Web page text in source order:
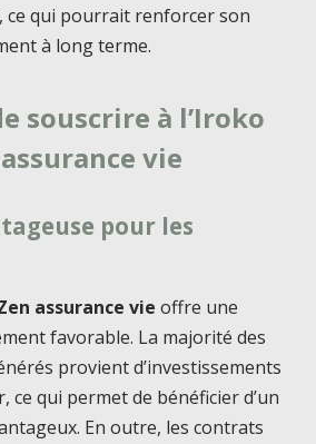
ce qui pourrait renforcer son
à long terme.
souscrire à l’Iroko
vie
pour les
assurance vie offre une
favorable. La majorité des
provient d’investissements
ce qui permet de bénéficier d’un
En outre, les contrats